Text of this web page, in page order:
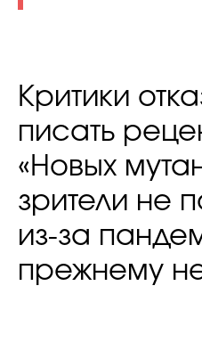
Критики
писать
«Новых
зрители не
из-за
прежнему